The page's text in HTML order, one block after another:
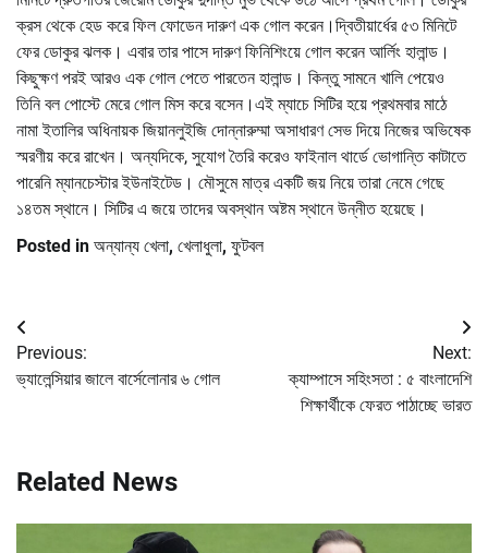
ক্রস থেকে হেড করে ফিল ফোডেন দারুণ এক গোল করেন।দ্বিতীয়ার্ধের ৫৩ মিনিটে
ফের ডোকুর ঝলক। এবার তার পাসে দারুণ ফিনিশিংয়ে গোল করেন আর্লিং হালান্ড।
কিছুক্ষণ পরই আরও এক গোল পেতে পারতেন হালান্ড। কিন্তু সামনে খালি পেয়েও
তিনি বল পোস্টে মেরে গোল মিস করে বসেন।এই ম্যাচে সিটির হয়ে প্রথমবার মাঠে
নামা ইতালির অধিনায়ক জিয়ানলুইজি দোন্নারুম্মা অসাধারণ সেভ দিয়ে নিজের অভিষেক
স্মরণীয় করে রাখেন। অন্যদিকে, সুযোগ তৈরি করেও ফাইনাল থার্ডে ভোগান্তি কাটাতে
পারেনি ম্যানচেস্টার ইউনাইটেড। মৌসুমে মাত্র একটি জয় নিয়ে তারা নেমে গেছে
১৪তম স্থানে। সিটির এ জয়ে তাদের অবস্থান অষ্টম স্থানে উন্নীত হয়েছে।
Posted in অন্যান্য খেলা, খেলাধুলা, ফুটবল
Post
navigation
Previous:
ভ্যালেন্সিয়ার জালে বার্সেলোনার ৬ গোল
Next:
ক্যাম্পাসে সহিংসতা : ৫ বাংলাদেশি
শিক্ষার্থীকে ফেরত পাঠাচ্ছে ভারত
Related News